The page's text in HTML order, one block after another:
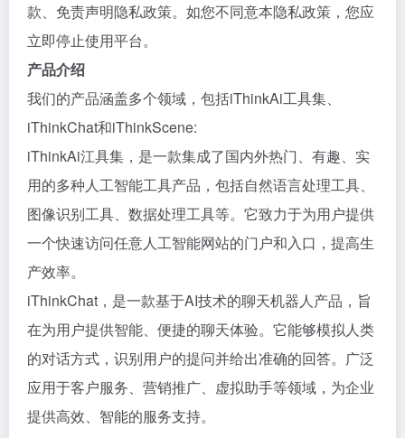
款、免责声明隐私政策。如您不同意本隐私政策，您应
立即停止使用平台。
产品介绍
我们的产品涵盖多个领域，包括iThinkAi工具集、
iThinkChat和iThinkScene:
iThinkAi江具集，是一款集成了国内外热门、有趣、实
用的多种人工智能工具产品，包括自然语言处理工具、
图像识别工具、数据处理工具等。它致力于为用户提供
一个快速访问任意人工智能网站的门户和入口，提高生
产效率。
iThinkChat，是一款基于AI技术的聊天机器人产品，旨
在为用户提供智能、便捷的聊天体验。它能够模拟人类
的对话方式，识别用户的提问并给出准确的回答。广泛
应用于客户服务、营销推广、虚拟助手等领域，为企业
提供高效、智能的服务支持。